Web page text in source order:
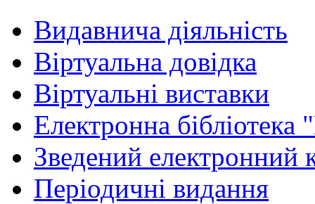
Видавнича діяльність
Віртуальна довідка
Віртуальні виставки
Електронна
Зведений електронний
Періодичні видання